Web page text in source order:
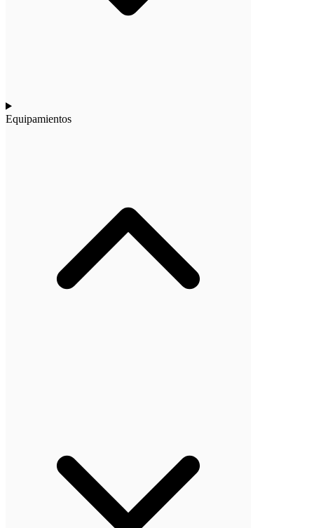
Equipamientos